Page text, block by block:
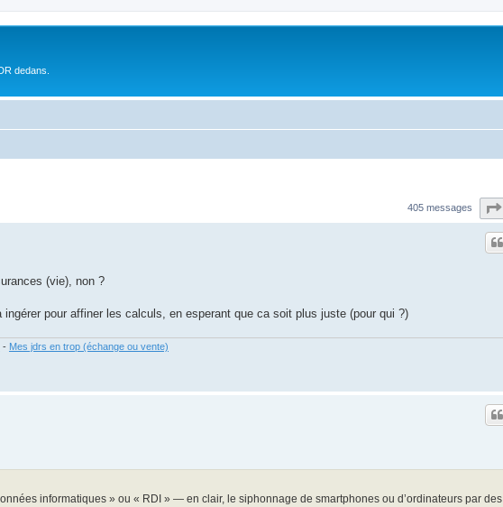
dedans.
405 messages
(vie), non ?
pour affiner les calculs, en esperant que ca soit plus juste (pour qui ?)
- Mes jdrs en trop (échange ou vente)
informatiques » ou « RDI » — en clair, le siphonnage de smartphones ou d’ordinateurs par des